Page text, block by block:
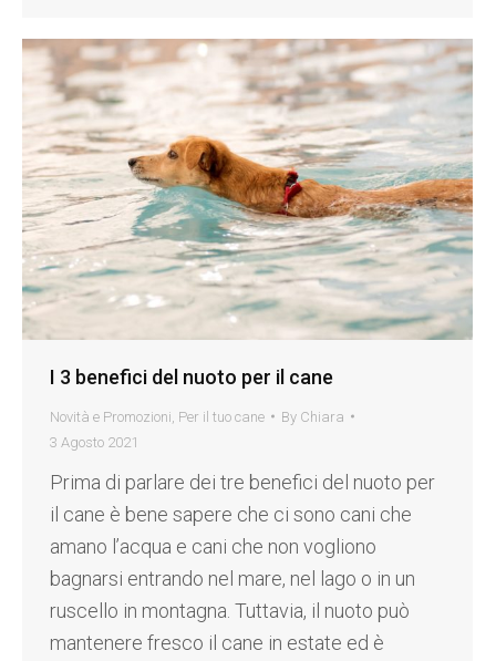
I 3 benefici del nuoto per il cane
Novità e Promozioni Per il tuo cane By Chiara
3 Agosto 2021
Prima di parlare dei tre benefici del nuoto per
il cane è bene sapere che ci sono cani che
amano l’acqua e cani che non vogliono
bagnarsi entrando nel mare, nel lago o in un
ruscello in montagna. Tuttavia, il nuoto può
mantenere fresco il cane in estate ed è